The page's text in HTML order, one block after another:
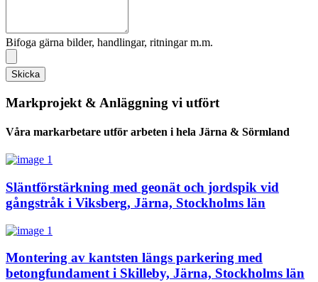
Bifoga gärna bilder, handlingar, ritningar m.m.
Skicka
Markprojekt & Anläggning vi utfört
Våra markarbetare utför arbeten i hela Järna & Sörmland
Släntförstärkning med geonät och jordspik vid
gångstråk i Viksberg, Järna, Stockholms län
Montering av kantsten längs parkering med
betongfundament i Skilleby, Järna, Stockholms län